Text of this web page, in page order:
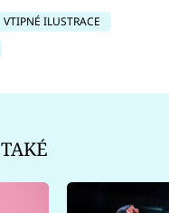
VTIPNÉ ILUSTRACE